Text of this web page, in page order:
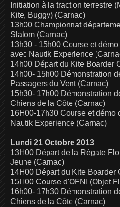
Initiation à la traction terrestre
Kite, Buggy) (Carnac)
13h00 Championnat
Slalom (Carnac)
13h30 - 15h00 Course et
avec Nautik Experience
14h00 Départ du Kite Boarder
14h00- 15h00 Démonstration
Passagers du Vent (Carnac)
15h30- 17h00 Démonstration
Chiens de la Côte (Carnac)
16H00-17h30 Course et démo
Nautik Experience (Carnac)
Lundi 21 Octobre 2013
13H00 Départ de la Régate
Jeune (Carnac)
14H00 Départ du Kite Boarder
15H00 Course d'OFNI (Objet
16h00- 17h30 Démonstration
Chiens de la Côte (Carnac)